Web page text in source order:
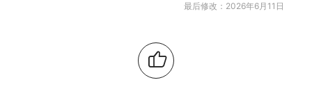
最后修改：2026年6月11日